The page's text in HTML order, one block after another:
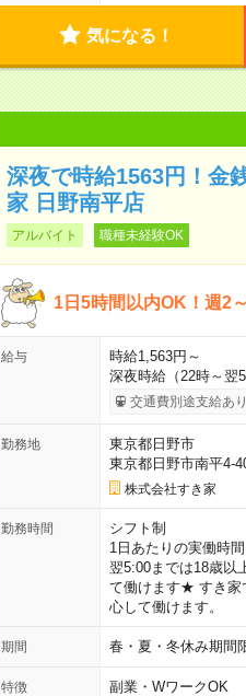
気になる！
深夜で時給1563円！金
家 日野南平店
アルバイト 職種未経験OK
1日5時間以内OK！週2
給与
時給1,563円～
深夜時給（22時～翌
交通費別途支給あり
勤務地
東京都日野市
東京都日野市南平4-
株式会社すき家
勤務時間
シフト制
1日あたりの実働時
翌5:00までは18歳以
て働けます★ すき家
心して働けます。
期間 春・夏・冬休み期間
特徴 副業・WワークOK